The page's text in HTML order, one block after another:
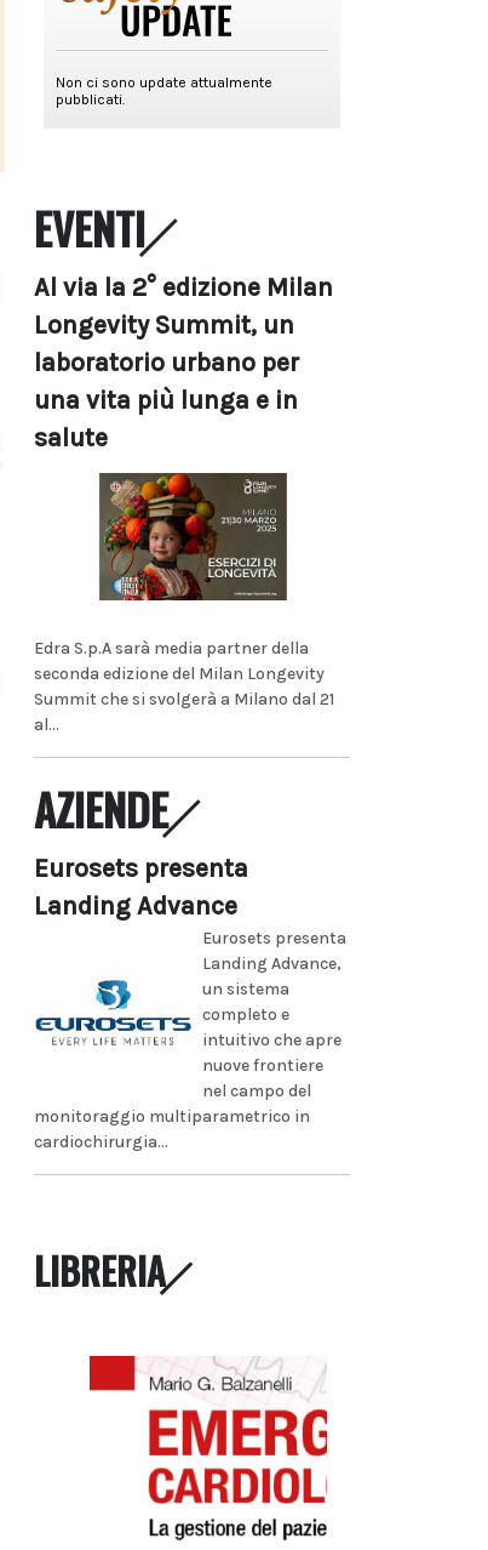
EVENTI
Al via la 2° edizione Milan
Longevity Summit, un
laboratorio urbano per
una vita più lunga e in
salute
Edra S.p.A sarà media partner della
seconda edizione del Milan Longevity
Summit che si svolgerà a Milano dal 21
al...
AZIENDE
Eurosets presenta
Landing Advance
Eurosets presenta
Landing Advance,
un sistema
completo e
intuitivo che apre
nuove frontiere
nel campo del
monitoraggio multiparametrico in
cardiochirurgia...
LIBRERIA